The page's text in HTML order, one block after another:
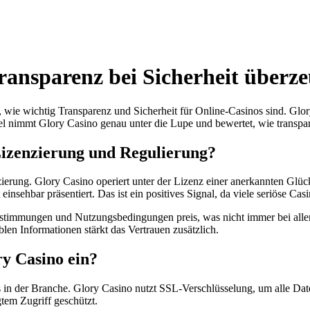
bei Sicherheit
wichtig Transparenz und Sicherheit für Online-Casinos sind.
Glory Casino genau unter die Lupe und bewertet, wie
und Regulierung?
Glory Casino operiert unter der Lizenz einer anerkannten
präsentiert. Das ist ein positives Signal, da viele seriöse
und Nutzungsbedingungen preis, was nicht immer bei
Informationen stärkt das Vertrauen zusätzlich.
Casino ein?
der Branche. Glory Casino nutzt SSL-Verschlüsselung, um alle
Zugriff geschützt.